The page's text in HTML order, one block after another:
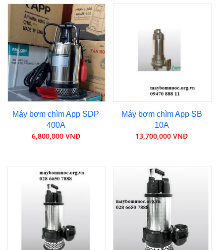
Máy bơm chìm App SDP
400A
6,800,000 VNĐ
Máy bơm chìm App SB
10A
13,700,000 VNĐ